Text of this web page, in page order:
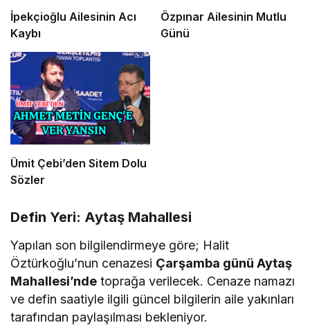
İpekçioğlu Ailesinin Acı
Kaybı
Özpınar Ailesinin Mutlu
Günü
Ümit Çebi’den Sitem Dolu
Sözler
​Defin Yeri: Aytaş Mahallesi
​Yapılan son bilgilendirmeye göre; Halit
Öztürkoğlu’nun cenazesi Çarşamba günü Aytaş
Mahallesi’nde toprağa verilecek. Cenaze namazı
ve defin saatiyle ilgili güncel bilgilerin aile yakınları
tarafından paylaşılması bekleniyor.